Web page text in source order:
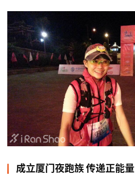
成立厦门夜跑族 传递正能量